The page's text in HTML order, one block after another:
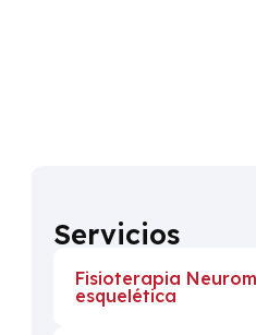
Servicios
Fisioterapia
esquelética